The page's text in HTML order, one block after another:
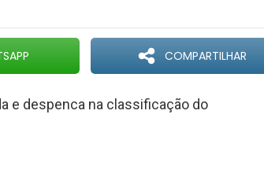
COMPARTILHAR
e despenca na classificação do